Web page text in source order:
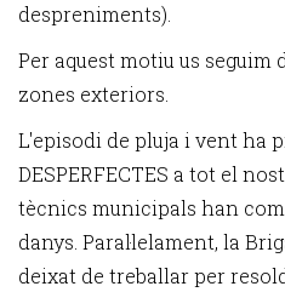
despreniments).
Per aquest motiu us seguim
zones exteriors.
L'episodi de pluja i vent ha
DESPERFECTES a tot el
tècnics municipals han
danys. Paral·lelament, la
deixat de treballar per